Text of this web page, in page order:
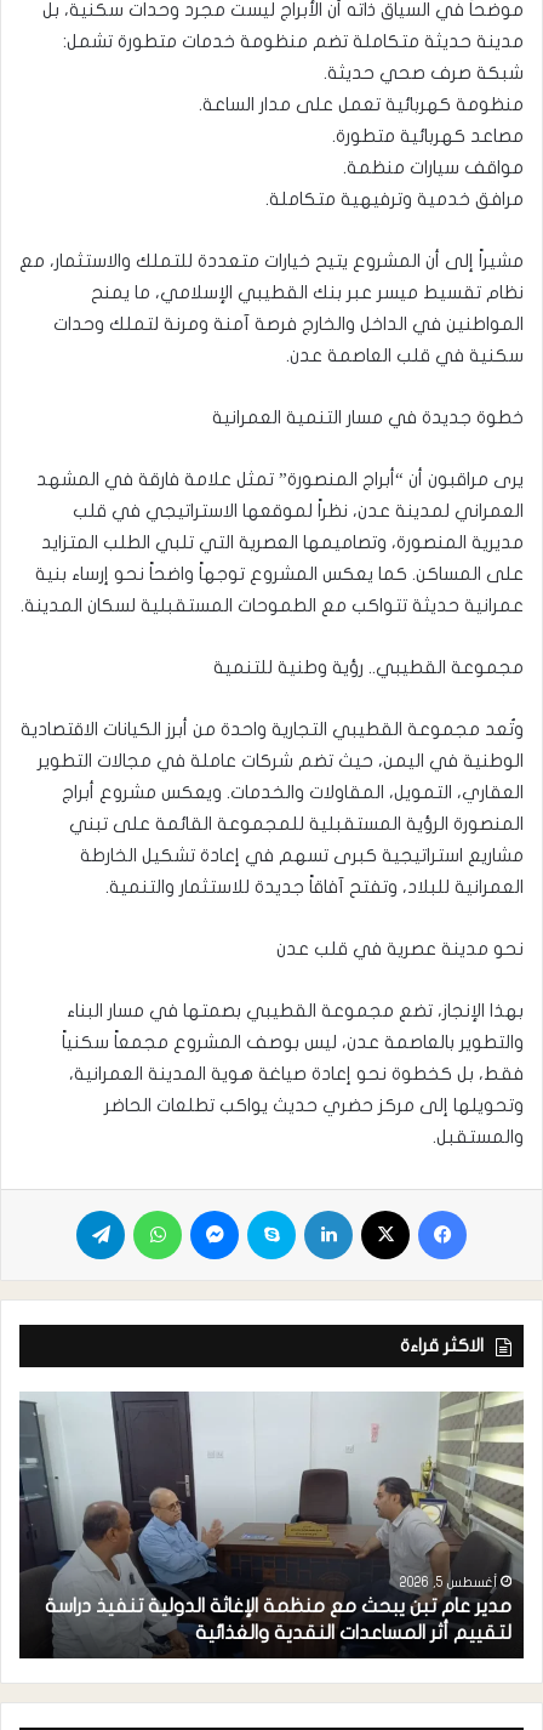
موضحاً في السياق ذاته أن الأبراج ليست مجرد وحدات سكنية، بل
مدينة حديثة متكاملة تضم منظومة خدمات متطورة تشمل:
شبكة صرف صحي حديثة.
منظومة كهربائية تعمل على مدار الساعة.
مصاعد كهربائية متطورة.
مواقف سيارات منظمة.
مرافق خدمية وترفيهية متكاملة.
مشيراً إلى أن المشروع يتيح خيارات متعددة للتملك والاستثمار، مع
نظام تقسيط ميسر عبر بنك القطيبي الإسلامي، ما يمنح
المواطنين في الداخل والخارج فرصة آمنة ومرنة لتملك وحدات
سكنية في قلب العاصمة عدن.
خطوة جديدة في مسار التنمية العمرانية
يرى مراقبون أن “أبراج المنصورة” تمثل علامة فارقة في المشهد
العمراني لمدينة عدن، نظراً لموقعها الاستراتيجي في قلب
مديرية المنصورة، وتصاميمها العصرية التي تلبي الطلب المتزايد
على المساكن. كما يعكس المشروع توجهاً واضحاً نحو إرساء بنية
عمرانية حديثة تتواكب مع الطموحات المستقبلية لسكان المدينة.
مجموعة القطيبي.. رؤية وطنية للتنمية
وتُعد مجموعة القطيبي التجارية واحدة من أبرز الكيانات الاقتصادية
الوطنية في اليمن، حيث تضم شركات عاملة في مجالات التطوير
العقاري، التمويل، المقاولات والخدمات. ويعكس مشروع أبراج
المنصورة الرؤية المستقبلية للمجموعة القائمة على تبني
مشاريع استراتيجية كبرى تسهم في إعادة تشكيل الخارطة
العمرانية للبلاد، وتفتح آفاقاً جديدة للاستثمار والتنمية.
نحو مدينة عصرية في قلب عدن
بهذا الإنجاز، تضع مجموعة القطيبي بصمتها في مسار البناء
والتطوير بالعاصمة عدن، ليس بوصف المشروع مجمعاً سكنياً
فقط، بل كخطوة نحو إعادة صياغة هوية المدينة العمرانية،
وتحويلها إلى مركز حضري حديث يواكب تطلعات الحاضر
والمستقبل.
الاكثر قراءة
أغسطس 5, 2026
مدير عام تبن يبحث مع منظمة الإغاثة الدولية تنفيذ دراسة
لتقييم أثر المساعدات النقدية والغذائية